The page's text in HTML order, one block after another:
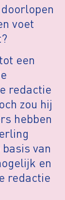
voet
een
redactie
zou hij
hebben
van
en
redactie